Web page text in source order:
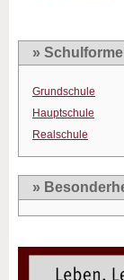
»
Grundschule
Hauptschule
Realschule
»